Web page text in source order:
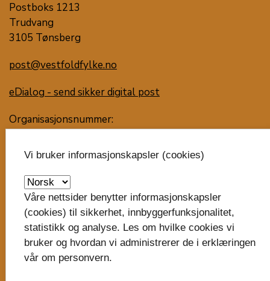
Postboks 1213
Trudvang
3105 Tønsberg
post@vestfoldfylke.no
eDialog - send sikker digital post
Organisasjonsnummer:
Nytt bankkontonummer i 2025: 6130.06.31214
Faktura til fylkeskommunen
Besøk oss
Svend Foyns gate 9
3126 Tønsberg
Vi bruker informasjonskapsler (cookies)
Våre nettsider benytter informasjonskapsler
(cookies) til sikkerhet, innbyggerfunksjonalitet,
statistikk og analyse. Les om hvilke cookies vi
bruker og hvordan vi administrerer de i erklæringen
vår om personvern.